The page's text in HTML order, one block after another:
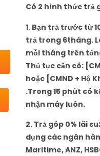
Có 2 hình thức trả
1. Bạn trả trước từ
trả trong 6tháng.
mỗi tháng trên
Thủ tục cần có:
hoặc [CMND + Hộ
.Trong 15 phút có
nhận máy luôn.
2. Trả góp 0% lãi
dụng các ngân
Maritime, ANZ,